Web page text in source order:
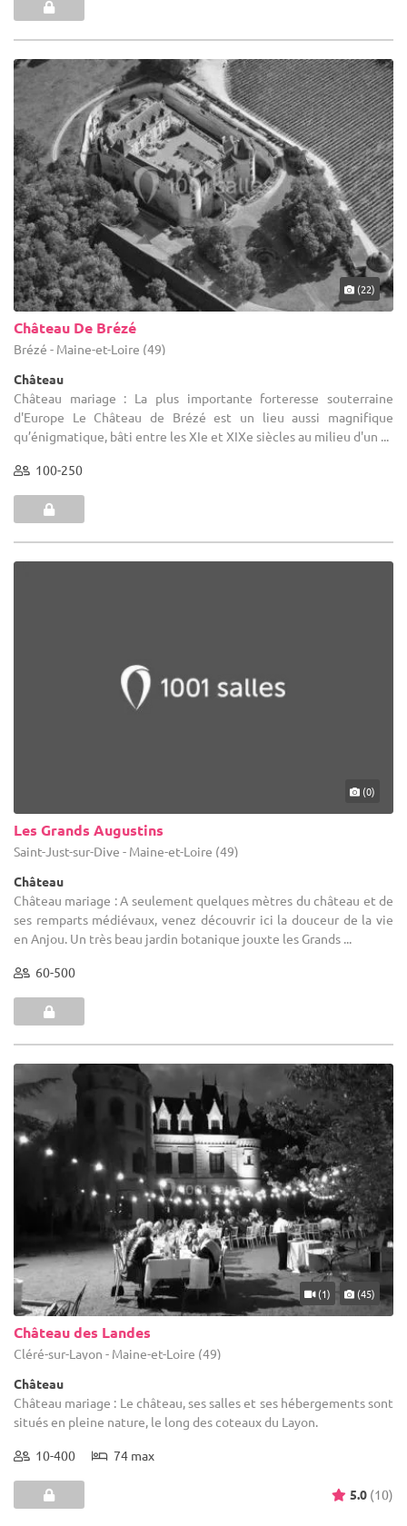
(22)
Château De Brézé
Brézé - Maine-et-Loire (49)
Château
Château mariage : La plus importante forteresse souterraine
d'Europe Le Château de Brézé est un lieu aussi magnifique
qu’énigmatique, bâti entre les XIe et XIXe siècles au milieu d'un ...
100-250
(0)
Les Grands Augustins
Saint-Just-sur-Dive - Maine-et-Loire (49)
Château
Château mariage : A seulement quelques mètres du château et de
ses remparts médiévaux, venez découvrir ici la douceur de la vie
en Anjou. Un très beau jardin botanique jouxte les Grands ...
60-500
(1) (45)
Château des Landes
Cléré-sur-Layon - Maine-et-Loire (49)
Château
Château mariage : Le château, ses salles et ses hébergements sont
situés en pleine nature, le long des coteaux du Layon.
10-400 74 max
5.0 (10)